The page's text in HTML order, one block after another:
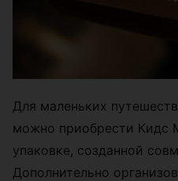
Для маленьких
можно приобрести Кидс
упаковке, созданной
Дополнительно